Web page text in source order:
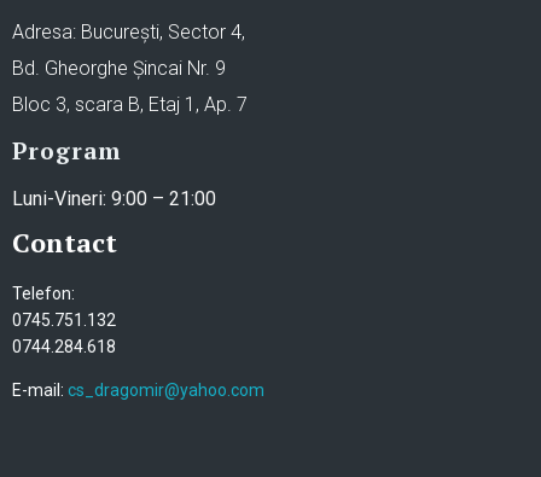
Adresa: București, Sector 4,
Bd. Gheorghe Șincai Nr. 9
Bloc 3, scara B, Etaj 1, Ap. 7
Program
Luni-Vineri: 9:00 – 21:00
Contact
Telefon:
0745.751.132
0744.284.618
E-mail: cs_dragomir@yahoo.com